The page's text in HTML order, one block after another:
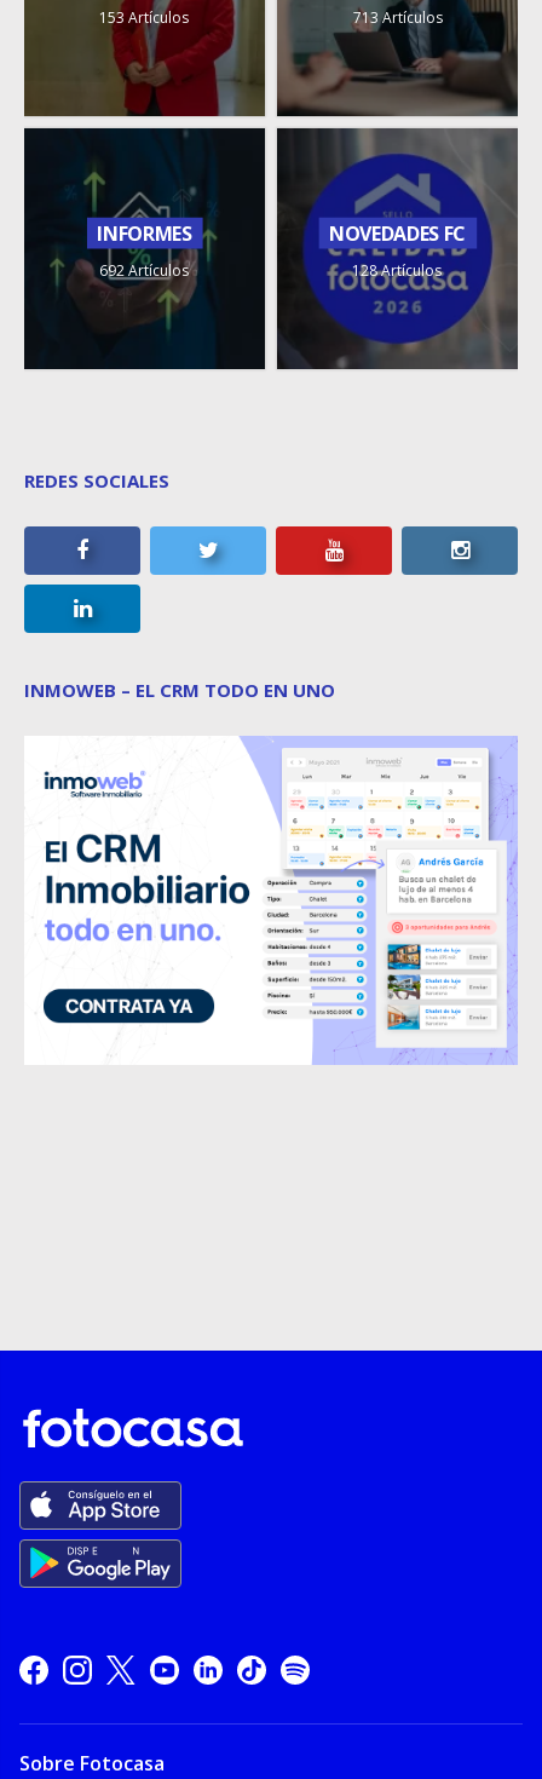
153 Artículos 713 Artículos
INFORMES
692 Artículos
NOVEDADES FC
128 Artículos
REDES SOCIALES
INMOWEB – EL CRM TODO EN UNO
Sobre Fotocasa